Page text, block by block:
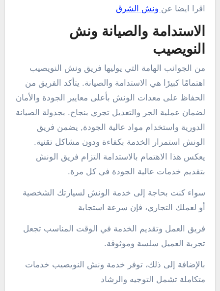
اقرا ايضا عن ونش الشرق
الاستدامة والصيانة ونش
النويصيب
من الجوانب الهامة التي يوليها فريق ونش النويصيب
اهتمامًا كبيرًا هي الاستدامة والصيانة. يتأكد الفريق من
الحفاظ على معدات الونش بأعلى معايير الجودة والأمان
لضمان عملية الجر والتعديل تجري بنجاح. بجدولة الصيانة
الدورية واستخدام مواد عالية الجودة, يضمن فريق
الونش استمرار الخدمة بكفاءة ودون مشاكل تقنية.
يعكس هذا الاهتمام بالاستدامة التزام فريق الونش
بتقديم خدمات عالية الجودة في كل مرة.
سواء كنت بحاجة إلى خدمة الونش لسيارتك الشخصية
أو لعملك التجاري، فإن سرعة استجابة
فريق العمل وتقديم الخدمة في الوقت المناسب تجعل
تجربة العميل سلسة وموثوقة.
بالإضافة إلى ذلك، توفر خدمة ونش النويصيب خدمات
متكاملة تشمل التوجيه والرشاد